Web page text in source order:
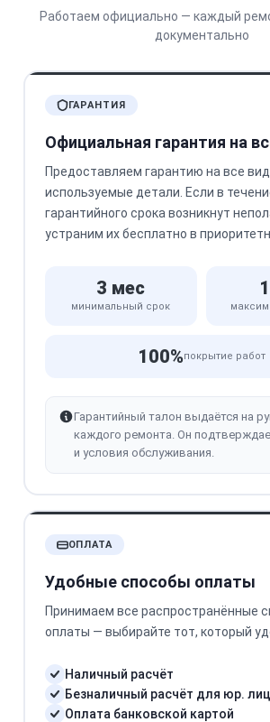
Работаем официально — каждый
документально
ГАРАНТИЯ
Официальная гарантия на
Предоставляем гарантию на все
используемые детали. Если в
гарантийного срока возникнут
устраним их бесплатно в
3 мес
минимальный срок
100%покрытие работ
Гарантийный талон выдаётся на
каждого ремонта. Он
и условия обслуживания.
ОПЛАТА
Удобные способы оплаты
Принимаем все распространённые
оплаты — выбирайте тот, который
Наличный расчёт
Безналичный расчёт для юр. лиц
Оплата банковской картой